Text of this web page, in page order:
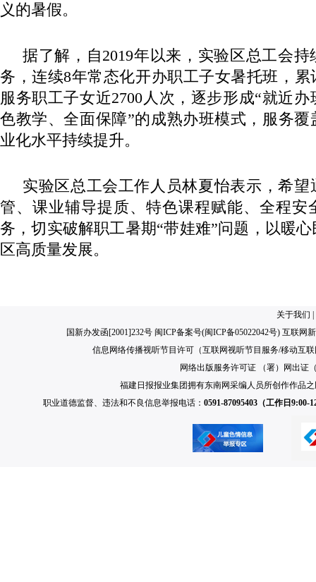
义的暑假。
据了解，自2019年以来，实验区总工会
务，连续8年常态化开办职工子女暑托班，累
服务职工子女近2700人次，逐步形成“就近
色教学、全面保障”的成熟办班模式，服务
业化水平持续提升。
实验区总工会工作人员林夏怡表示，希望
管、课业辅导提质、特色课程赋能、全程安
务，切实破解职工暑期“带娃难”问题，以暖
区高质量发展。
关于我们
国新办发函[2001]232号 闽ICP备案号(闽ICP备05022042号) 互联网
信息网络传播视听节目许可（互联网视听节目服务/移动互
网络出版服务许可证 （署）网出证
福建日报报业集团拥有东南网采编人员所创作作品
职业道德监督、违法和不良信息举报电话： 0591-87095403（工作日9:00-